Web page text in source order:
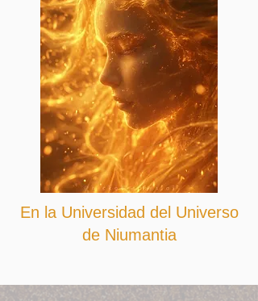
En la Universidad del Universo
de Niumantia